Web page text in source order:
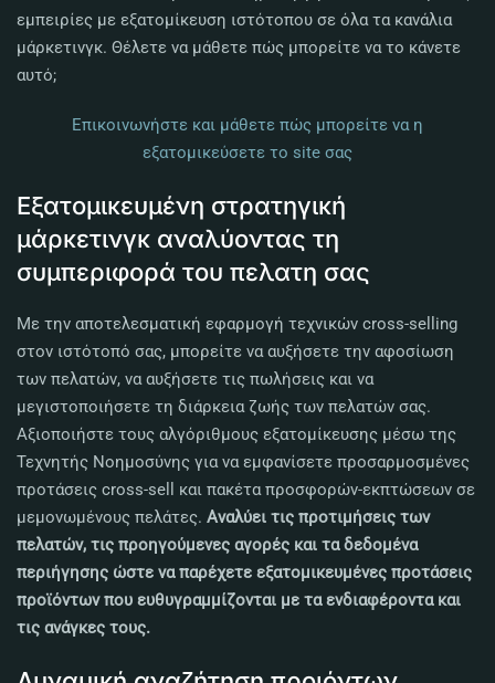
εμπειρίες με εξατομίκευση ιστότοπου σε όλα τα κανάλια
μάρκετινγκ. Θέλετε να μάθετε πώς μπορείτε να το κάνετε
αυτό;
Επικοινωνήστε και μάθετε πώς μπορείτε να η
εξατομικεύσετε το site σας
Εξατομικευμένη στρατηγική
μάρκετινγκ αναλύοντας τη
συμπεριφορά του πελατη σας
Με την αποτελεσματική εφαρμογή τεχνικών cross-selling
στον ιστότοπό σας, μπορείτε να αυξήσετε την αφοσίωση
των πελατών, να αυξήσετε τις πωλήσεις και να
μεγιστοποιήσετε τη διάρκεια ζωής των πελατών σας.
Αξιοποιήστε τους αλγόριθμους εξατομίκευσης μέσω της
Τεχνητής Νοημοσύνης για να εμφανίσετε προσαρμοσμένες
προτάσεις cross-sell και πακέτα προσφορών-εκπτώσεων σε
μεμονωμένους πελάτες. Αναλύει τις προτιμήσεις των
πελατών, τις προηγούμενες αγορές και τα δεδομένα
περιήγησης ώστε να παρέχετε εξατομικευμένες προτάσεις
προϊόντων που ευθυγραμμίζονται με τα ενδιαφέροντα και
τις ανάγκες τους.